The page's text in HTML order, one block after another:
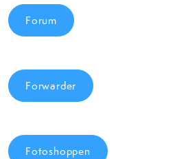
Forum
Forwarder
Fotoshoppen